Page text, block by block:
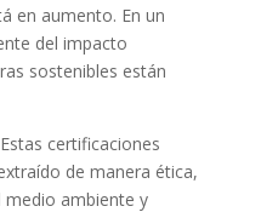
en aumento. En un
del impacto
sostenibles están
certificaciones
de manera ética,
ambiente y